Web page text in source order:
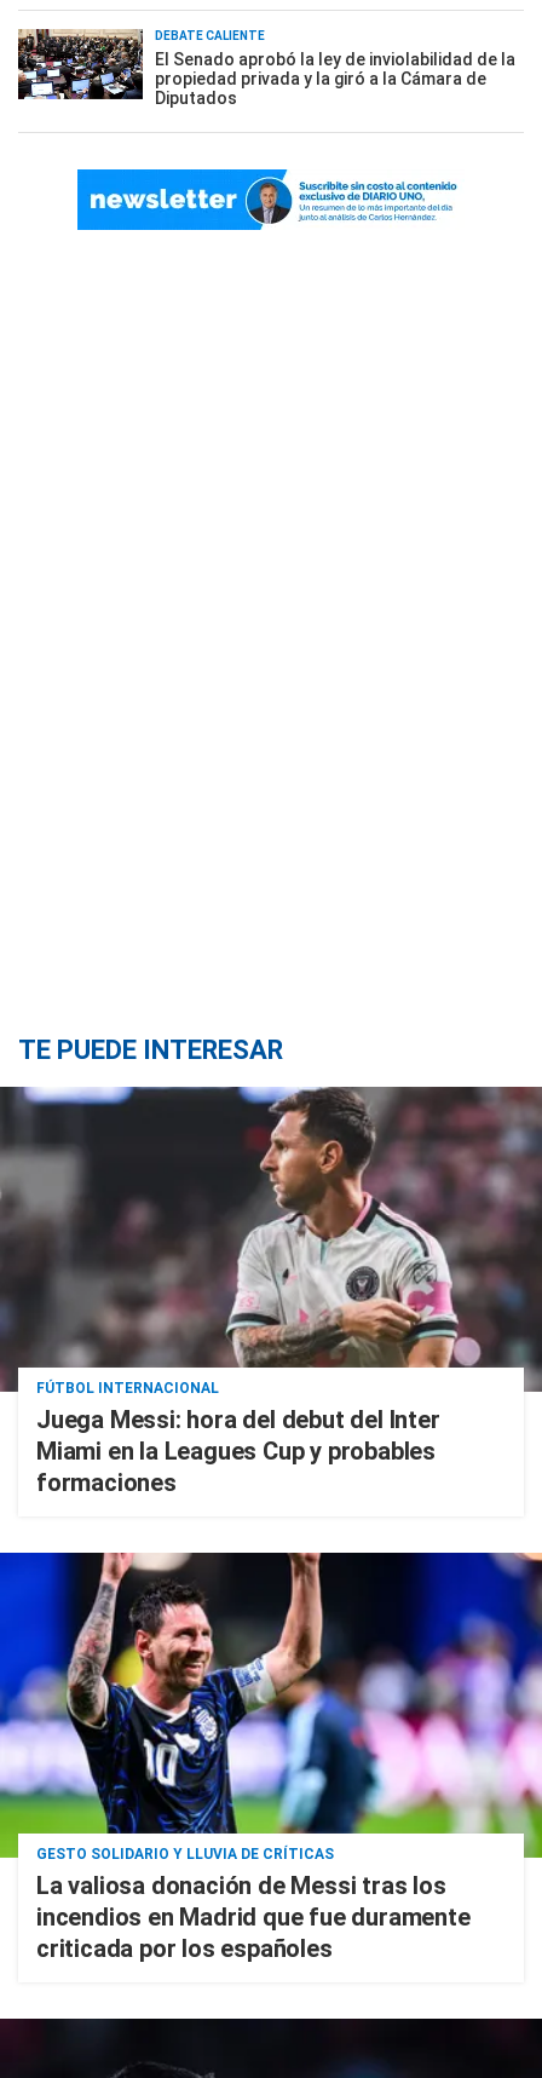
DEBATE CALIENTE
El Senado aprobó la ley de inviolabilidad de la
propiedad privada y la giró a la Cámara de
Diputados
TE PUEDE INTERESAR
FÚTBOL INTERNACIONAL
Juega Messi: hora del debut del Inter
Miami en la Leagues Cup y probables
formaciones
GESTO SOLIDARIO Y LLUVIA DE CRÍTICAS
La valiosa donación de Messi tras los
incendios en Madrid que fue duramente
criticada por los españoles